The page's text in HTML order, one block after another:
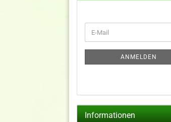
ZUR
ANMELDUNG
E-
Mail
ANMELDEN
Informationen